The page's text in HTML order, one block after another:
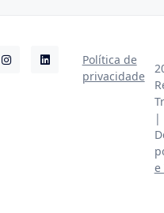
Política de
privacidade
|
e